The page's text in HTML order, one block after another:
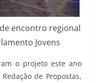
encontro regional
Jovens
o projeto este ano
de Propostas,